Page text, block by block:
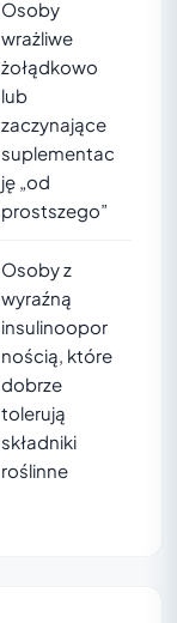
Osoby
wrażliwe
żołądkowo
lub
zaczynające
suplementac
ję „od
prostszego”
Osoby z
wyraźną
insulinoopor
nością, które
dobrze
tolerują
składniki
roślinne